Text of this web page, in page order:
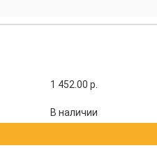
1 452.00 р.
В наличии